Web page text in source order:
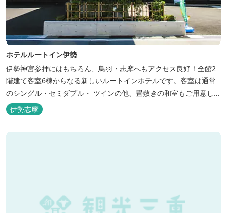
ホテルルートイン伊勢
伊勢神宮参拝にはもちろん、鳥羽・志摩へもアクセス良好！全館2
階建て客室6棟からなる新しいルートインホテルです。客室は通常
のシングル・セミダブル・ ツインの他、畳敷きの和室もご用意して
おります。 （和室はベッドが設置されています）靴を脱いでお部屋
でおくつろぎください。 また、朝食バイキング無料サービス（営業
伊勢志摩